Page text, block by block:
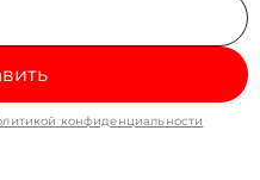
конфиденциальности